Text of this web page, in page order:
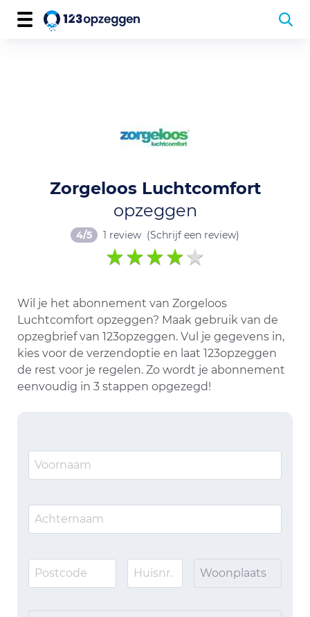
Zorgeloos Luchtcomfort
opzeggen
4/5 1 review (Schrijf een review)
Wil je het abonnement van Zorgeloos
Luchtcomfort opzeggen? Maak gebruik van de
opzegbrief van 123opzeggen. Vul je gegevens in,
kies voor de verzendoptie en laat 123opzeggen
de rest voor je regelen. Zo wordt je abonnement
eenvoudig in 3 stappen opgezegd!
Woonplaats